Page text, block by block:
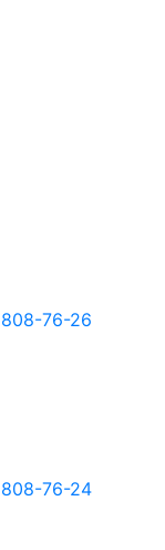
76-26
808-76-24